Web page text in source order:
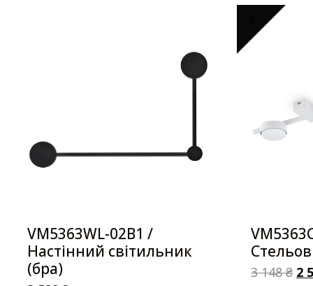
VM5363WL-02B1 /
Настінний світильник
(бра)
3 148₴ 2